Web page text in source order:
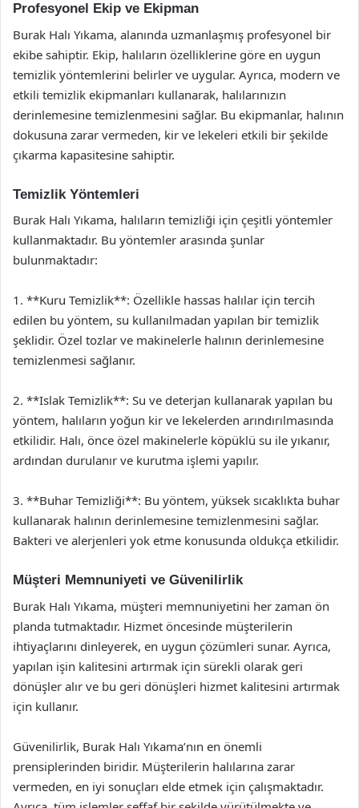
Profesyonel Ekip ve Ekipman
Burak Halı Yıkama, alanında uzmanlaşmış profesyonel bir
ekibe sahiptir. Ekip, halıların özelliklerine göre en uygun
temizlik yöntemlerini belirler ve uygular. Ayrıca, modern ve
etkili temizlik ekipmanları kullanarak, halılarınızın
derinlemesine temizlenmesini sağlar. Bu ekipmanlar, halının
dokusuna zarar vermeden, kir ve lekeleri etkili bir şekilde
çıkarma kapasitesine sahiptir.
Temizlik Yöntemleri
Burak Halı Yıkama, halıların temizliği için çeşitli yöntemler
kullanmaktadır. Bu yöntemler arasında şunlar
bulunmaktadır:
1. **Kuru Temizlik**: Özellikle hassas halılar için tercih
edilen bu yöntem, su kullanılmadan yapılan bir temizlik
şeklidir. Özel tozlar ve makinelerle halının derinlemesine
temizlenmesi sağlanır.
2. **Islak Temizlik**: Su ve deterjan kullanarak yapılan bu
yöntem, halıların yoğun kir ve lekelerden arındırılmasında
etkilidir. Halı, önce özel makinelerle köpüklü su ile yıkanır,
ardından durulanır ve kurutma işlemi yapılır.
3. **Buhar Temizliği**: Bu yöntem, yüksek sıcaklıkta buhar
kullanarak halının derinlemesine temizlenmesini sağlar.
Bakteri ve alerjenleri yok etme konusunda oldukça etkilidir.
Müşteri Memnuniyeti ve Güvenilirlik
Burak Halı Yıkama, müşteri memnuniyetini her zaman ön
planda tutmaktadır. Hizmet öncesinde müşterilerin
ihtiyaçlarını dinleyerek, en uygun çözümleri sunar. Ayrıca,
yapılan işin kalitesini artırmak için sürekli olarak geri
dönüşler alır ve bu geri dönüşleri hizmet kalitesini artırmak
için kullanır.
Güvenilirlik, Burak Halı Yıkama’nın en önemli
prensiplerinden biridir. Müşterilerin halılarına zarar
vermeden, en iyi sonuçları elde etmek için çalışmaktadır.